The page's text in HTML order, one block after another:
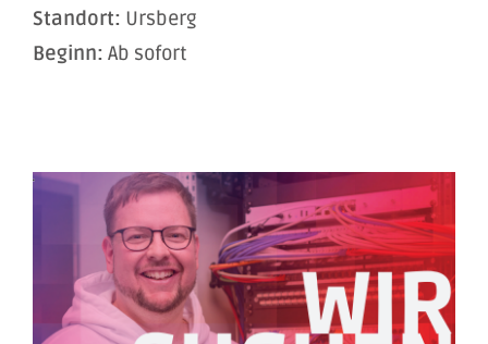
Standort: Ursberg
Beginn: Ab sofort